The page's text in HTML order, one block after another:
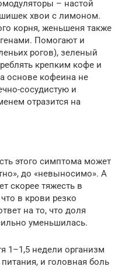
– настой
хвои с лимоном.
корня, женьшеня также
Помогают и
рогов), зеленый
крепким кофе и
основе кофеина не
сосудистую и
отразится на
этого симптома может
до «невыносимо». А
скорее тяжесть в
в крови резко
на то, что доля
уменьшилась.
1–1,5 недели организм
и головная боль